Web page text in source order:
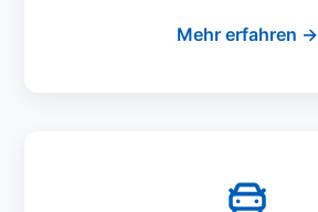
Mehr erfahren →